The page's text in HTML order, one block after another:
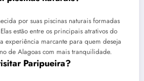
por suas piscinas naturais formadas
estão entre os principais atrativos do
experiência marcante para quem deseja
de Alagoas com mais tranquilidade.
Paripueira?